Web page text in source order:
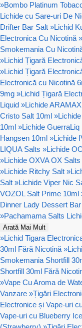
»Bombo Platinum
Lichide cu Sare-uri De
Drifter Bar Salt »Lichid
Electronica Cu Nicotină »
Smokemania Cu
»Lichid Țigară
»Lichid Țigară
Electronică cu Nicotină
9mg »Lichid Țigară
Liquid »Lichide
Cristo Salt 10ml »
10ml »Lichide
Hangsen 10ml »Lichide
LIQUA Salts »Lichide
»Lichide OXVA OX
»Lichide Ritchy Salt »
Salt »Lichide Viper Nic
VOZOL Salt Prime 10ml
Dinner Lady Dessert
»Pachamama Salts
Arată Mai Mult
»Lichid Tigara
30ml Fără Nicotină »
Smokemania Shortfill
Shortfill 30ml Fără
»Vape Cu Aroma de
Vanzare »Țigări
Electronice și Vape-uri
Vape-uri cu Blueberry Ice